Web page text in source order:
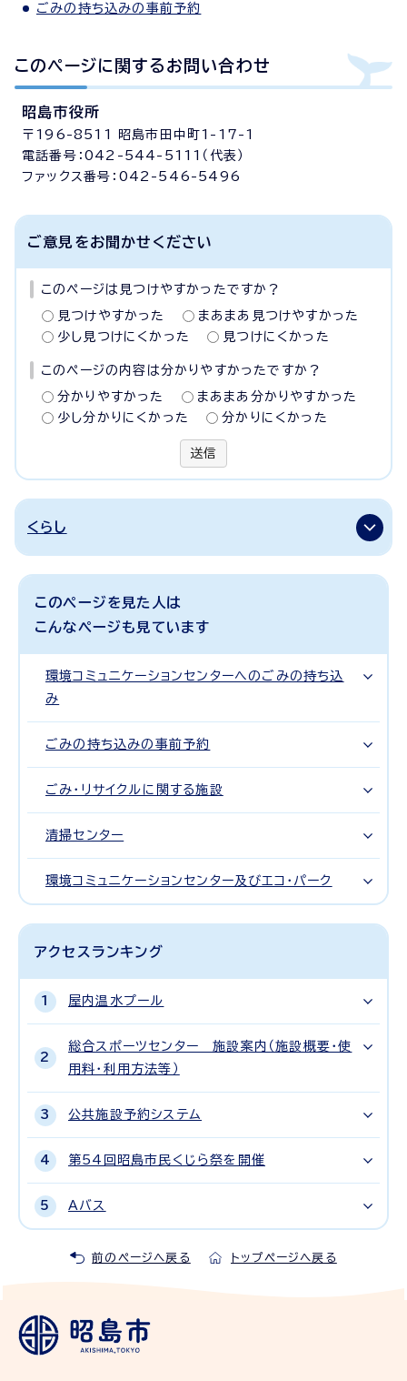
ごみの持ち込みの事前予約
このページに関する お問い合わせ
昭島市役所
〒196-8511 昭島市田中町1-17-1
電話番号：042-544-5111（代表）
ファックス番号：042-546-5496
ご意見をお聞かせください
このページは見つけやすかったですか？
見つけやすかった
まあまあ見つけやすかった
少し見つけにくかった
見つけにくかった
このページの内容は分かりやすかったですか？
分かりやすかった
まあまあ分かりやすかった
少し分かりにくかった
分かりにくかった
送信
くらし
このページを見た人は
こんなページも見ています
環境コミュニケーションセンターへのごみの持ち込
み
ごみの持ち込みの事前予約
ごみ・リサイクルに関する施設
清掃センター
環境コミュニケーションセンター及びエコ・パーク
アクセスランキング
屋内温水プール
総合スポーツセンター 施設案内（施設概要・使
用料・利用方法等）
公共施設予約システム
第54回昭島市民くじら祭を開催
Aバス
前のページへ戻る トップページへ戻る